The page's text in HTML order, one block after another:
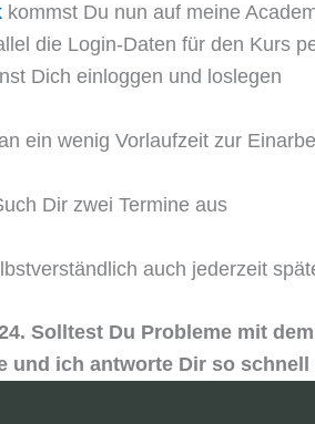
kommst Du nun auf meine
die Login-Daten für den Kurs
Dich einloggen und loslegen
ein wenig Vorlaufzeit zur
Dir zwei Termine aus
auch jederzeit
Solltest Du Probleme mit
und ich antworte Dir so